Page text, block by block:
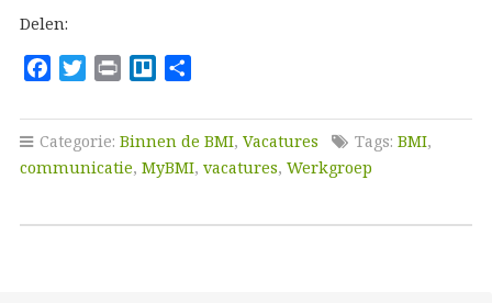
Delen:
c
e
b
o
i
t
t
r
i
n
t
e
l
l
l
e
n
Categorie: Binnen de BMI, Vacatures Tags: BMI,
communicatie, MyBMI, vacatures, Werkgroep